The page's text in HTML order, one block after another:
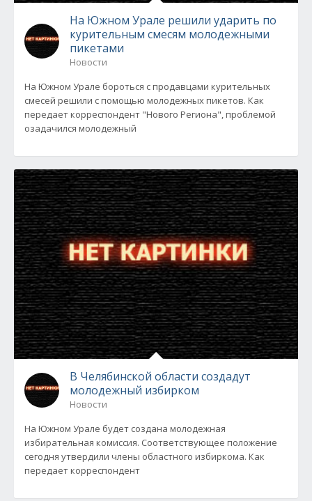
На Южном Урале решили ударить по
курительным смесям молодежными
пикетами
Новости
На Южном Урале бороться с продавцами курительных
смесей решили с помощью молодежных пикетов. Как
передает корреспондент "Нового Региона", проблемой
озадачился молодежный
В Челябинской области создадут
молодежный избирком
Новости
На Южном Урале будет создана молодежная
избирательная комиссия. Соответствующее положение
сегодня утвердили члены областного избиркома. Как
передает корреспондент